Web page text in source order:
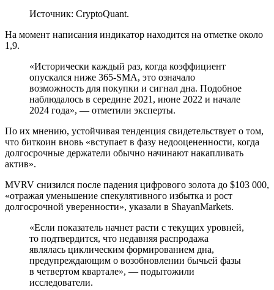
Источник: CryptoQuant.
На момент написания индикатор находится на отметке около
1,9.
«Исторически каждый раз, когда коэффициент
опускался ниже 365-SMA, это означало
возможность для покупки и сигнал дна. Подобное
наблюдалось в середине 2021, июне 2022 и начале
2024 года», — отметили эксперты.
По их мнению, устойчивая тенденция свидетельствует о том,
что биткоин вновь «вступает в фазу недооцененности, когда
долгосрочные держатели обычно начинают накапливать
актив».
MVRV снизился после падения цифрового золота до $103 000,
«отражая уменьшение спекулятивного избытка и рост
долгосрочной уверенности», указали в ShayanMarkets.
«Если показатель начнет расти с текущих уровней,
то подтвердится, что недавняя распродажа
являлась циклическим формированием дна,
предупреждающим о возобновлении бычьей фазы
в четвертом квартале», — подытожили
исследователи.